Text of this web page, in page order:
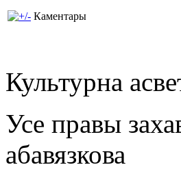
Каментары
Культурна
Усе правы
абавязкова